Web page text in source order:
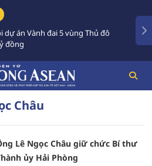
dự án Vành đai 5 vùng Thủ đô
đồng
Châu
Lê Ngọc Châu giữ chức Bí thư
ủy Hải Phòng